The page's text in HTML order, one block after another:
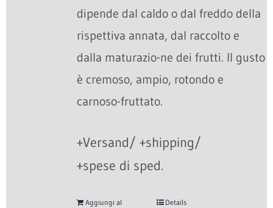
dipende dal caldo o dal freddo della
rispettiva annata, dal raccolto e
dalla maturazio-ne dei frutti. Il gusto
è cremoso, ampio, rotondo e
carnoso-fruttato.
+Versand/ +shipping/
+spese di sped.
Aggiungi al
Details